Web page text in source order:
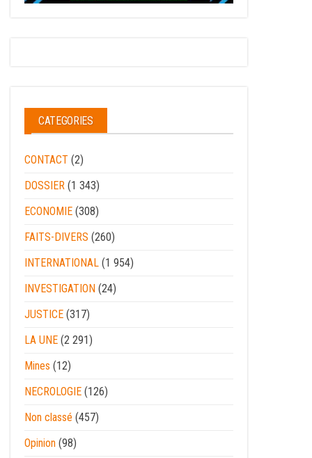
CATEGORIES
CONTACT (2)
DOSSIER (1 343)
ECONOMIE (308)
FAITS-DIVERS (260)
INTERNATIONAL (1 954)
INVESTIGATION (24)
JUSTICE (317)
LA UNE (2 291)
Mines (12)
NECROLOGIE (126)
Non classé (457)
Opinion (98)